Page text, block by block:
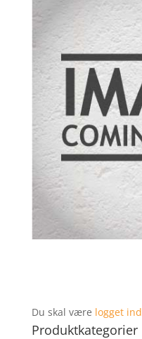
Du skal være logget ind
Produktkategorier